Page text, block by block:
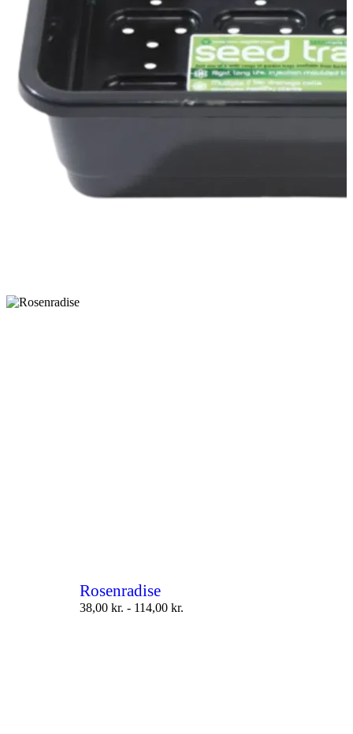
Rosenradise
38,00 kr. - 114,00 kr.